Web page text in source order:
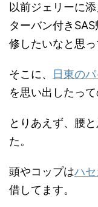
以前ジェリーに
ターバン付き
修したいなと思っ
そこに、 日東の
を思い出したって
とりあえず、腰
た。
頭やコップはハ
借してます。